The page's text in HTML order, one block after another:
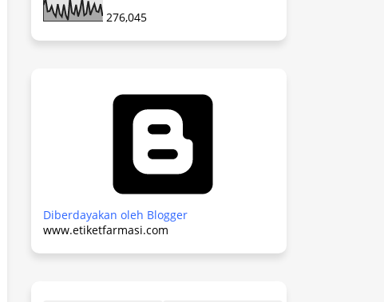
276,045
Diberdayakan oleh Blogger
www.etiketfarmasi.com